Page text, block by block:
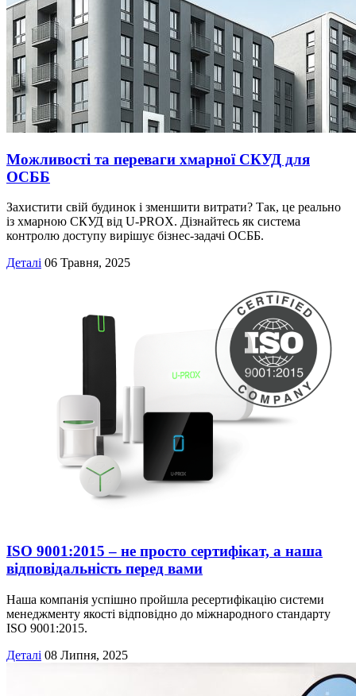
Можливості та переваги хмарної СКУД для
ОСББ
Захистити свій будинок і зменшити витрати? Так, це реально
із хмарною СКУД від U-PROX. Дізнайтесь як система
контролю доступу вирішує бізнес-задачі ОСББ.
Деталі 06 Травня, 2025
ISO 9001:2015 – не просто сертифікат, а наша
відповідальність перед вами
Наша компанія успішно пройшла ресертифікацію системи
менеджменту якості відповідно до міжнародного стандарту
ISO 9001:2015.
Деталі 08 Липня, 2025